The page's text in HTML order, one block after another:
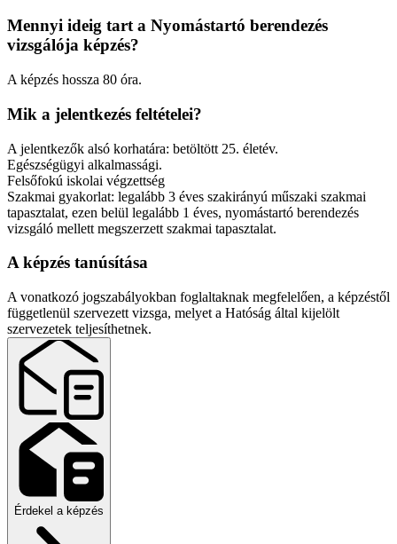
Mennyi ideig tart a Nyomástartó berendezés
vizsgálója képzés?
A képzés hossza 80 óra.
Mik a jelentkezés feltételei?
A jelentkezők alsó korhatára: betöltött 25. életév.
Egészségügyi alkalmassági.
Felsőfokú iskolai végzettség
Szakmai gyakorlat: legalább 3 éves szakirányú műszaki szakmai
tapasztalat, ezen belül legalább 1 éves, nyomástartó berendezés
vizsgáló mellett megszerzett szakmai tapasztalat.
A képzés tanúsítása
A vonatkozó jogszabályokban foglaltaknak megfelelően, a képzéstől
függetlenül szervezett vizsga, melyet a Hatóság által kijelölt
szervezetek teljesíthetnek.
Érdekel a képzés